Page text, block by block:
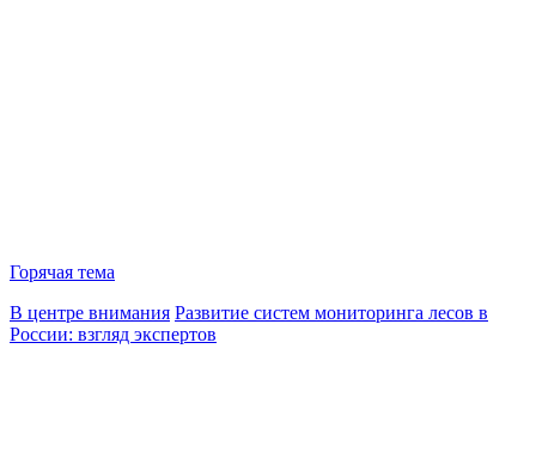
Горячая тема
В центре внимания Развитие систем мониторинга лесов в
России: взгляд экспертов